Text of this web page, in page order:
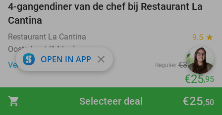
shopping_cart €25,50
Selecteer deal
32%
4-gangendiner van de chef bij Restaurant La
Cantina
Restaurant La Cantina 9.5 star
Oosterhout (14 km)
Verkocht: 307
Regulier €37,95
€25,95
favorite_border
OPEN IN APP close